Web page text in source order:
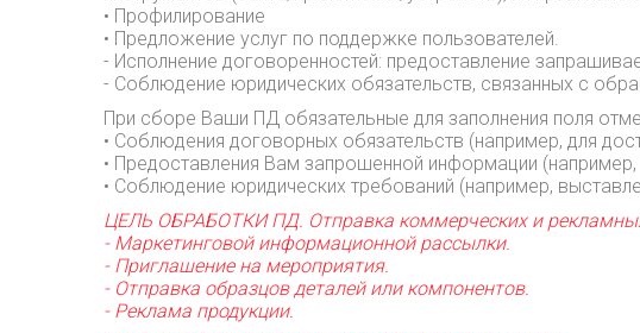
• Профилирование
• Предложение услуг по поддержке пользователей.
- Исполнение договоренностей: предоставление
- Соблюдение юридических обязательств, связанных с
При сборе Ваши ПД обязательные для заполнения поля
• Соблюдения договорных обязательств (например, для
• Предоставления Вам запрошенной информации
• Соблюдение юридических требований (например,
ЦЕЛЬ ОБРАБОТКИ ПД. Отправка коммерческих и
- Маркетинговой информационной рассылки.
- Приглашение на мероприятия.
- Отправка образцов деталей или компонентов.
- Реклама продукции.